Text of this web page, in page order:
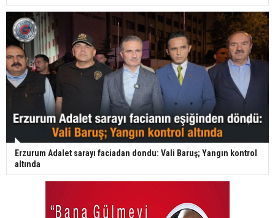
Erzurum Adalet sarayı faciadan dondu: Vali Baruş; Yangın kontrol
altında